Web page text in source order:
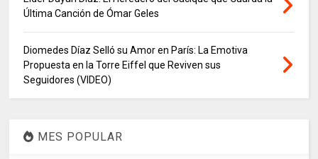
Última Canción de Ómar Geles
Diomedes Díaz Selló su Amor en París: La Emotiva
Propuesta en la Torre Eiffel que Reviven sus
Seguidores (VIDEO)
MES POPULAR